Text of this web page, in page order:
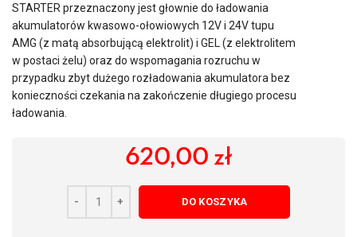
STARTER przeznaczony jest głownie do ładowania
akumulatorów kwasowo-ołowiowych 12V i 24V tupu
AMG (z matą absorbującą elektrolit) i GEL (z elektrolitem
w postaci żelu) oraz do wspomagania rozruchu w
przypadku zbyt dużego rozładowania akumulatora bez
konieczności czekania na zakończenie długiego procesu
ładowania.
620,00zł
DO KOSZYKA